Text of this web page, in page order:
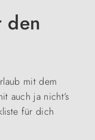
den
mit dem
auch ja nicht’s
für dich